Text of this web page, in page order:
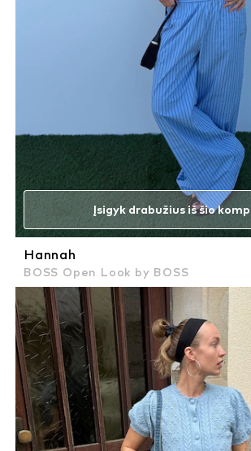
Įsigyk drabužius iš šio
Hannah
BOSS Open Look by BOSS